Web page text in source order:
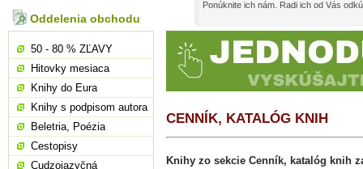
CENNÍK, KATALÓG KNIH
Knihy zo sekcie Cenník, katalóg knih
Ponúknite ich nám. Radi ich od Vás
Oddelenia obchodu
50 - 80 % ZĽAVY
Hitovky mesiaca
Knihy do Eura
Knihy s podpisom autora
Beletria, Poézia
Cestopisy
Cudzojazyčná